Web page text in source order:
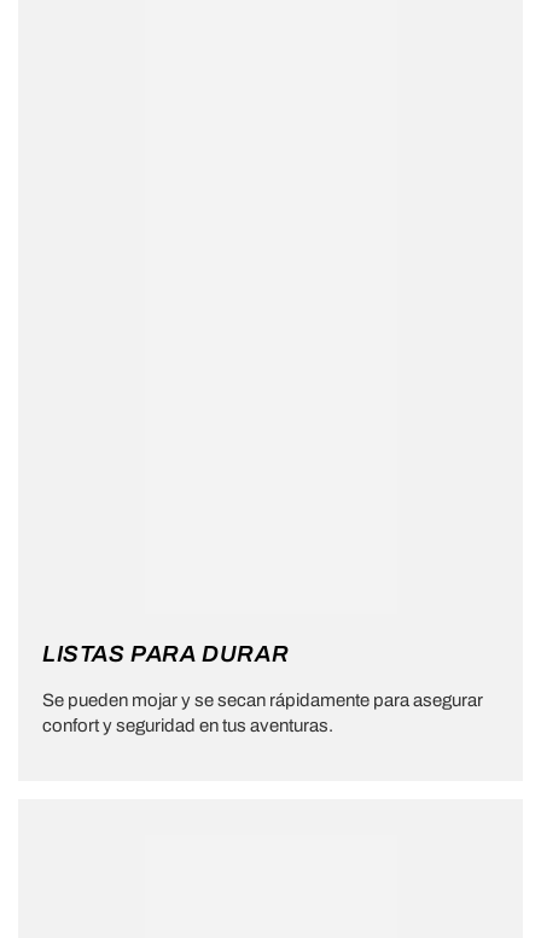
LISTAS PARA DURAR
Se pueden mojar y se secan rápidamente para asegurar
confort y seguridad en tus aventuras.